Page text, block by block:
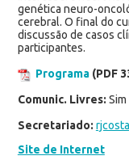
genética neuro-
cerebral. O final do
discussão de casos
participantes.
Programa(PDF
Comunic. Livres: Sim
Secretariado:
Site de Internet